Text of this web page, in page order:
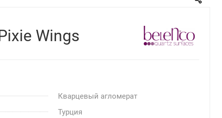
Wings
Кварцевый агломерат
Турция